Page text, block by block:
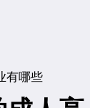
有哪些